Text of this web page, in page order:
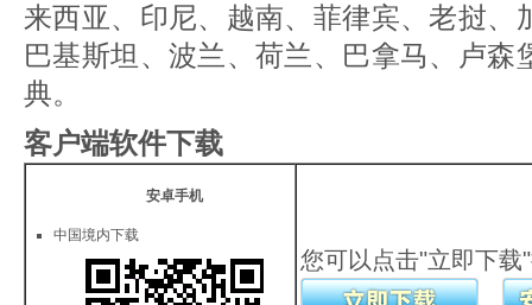
来西亚、印尼、越南、菲律宾、老挝、
巴基斯坦、波兰、荷兰、巴拿马、卢森
典。
客户端软件下载
安卓手机
中国境内下载
您可以点击"立即下